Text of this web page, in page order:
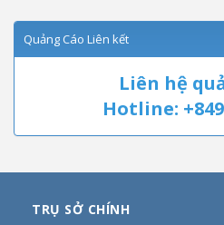
Quảng Cáo Liên kết
Liên hệ
Hotline:
TRỤ SỞ CHÍNH